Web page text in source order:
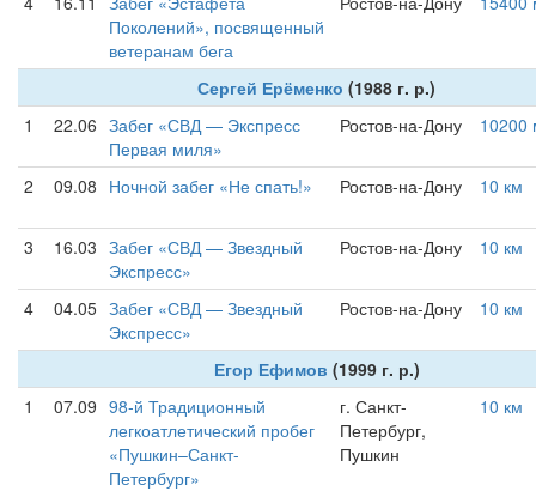
Поколений», посвященный
ветеранам бега
Сергей Ерёменко (1988 г. р.)
1
22.06 Забег «СВД — Экспресс
Первая миля»
Ростов-на-Дону 10200
2 09.08 Ночной забег «Не спать!» Ростов-на-Дону 10 км
3 16.03 Забег «СВД — Звездный
Экспресс»
Ростов-на-Дону 10 км
4 04.05 Забег «СВД — Звездный
Экспресс»
Ростов-на-Дону 10 км
Егор Ефимов (1999 г. р.)
1
07.09 98-й Традиционный
легкоатлетический пробег
«Пушкин–Санкт-
Петербург»
г. Санкт-
Петербург,
Пушкин
10 км